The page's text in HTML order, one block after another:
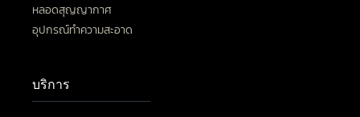
หลอดสุญญากาศ
อุปกรณ์ทำความสะอาด
บริการ